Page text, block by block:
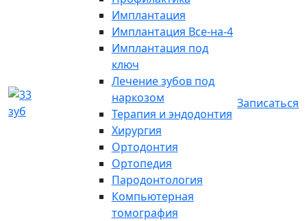
Имплантация
Имплантация Все-на-4
Имплантация под
ключ
Лечение зубов под
наркозом
Терапия и эндодонтия
Хирургия
Ортодонтия
Ортопедия
Пародонтология
Компьютерная
томография
Записаться